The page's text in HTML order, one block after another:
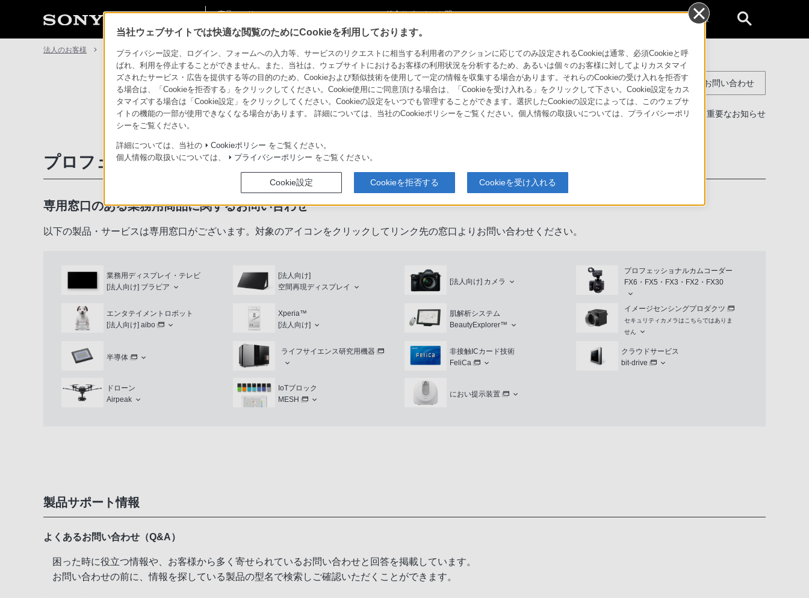
商品・ソリューショ
ン情報
総合サポート・お問
個人のお客様
法人のお客様 サポート・お問い合わせ
コンスーマー製品に関するお問い合わせ
製品に関する重要なお知らせ
プロフェッショナル／業務用製品に関するサポート・お問い合わせ
専用窓口のある業務用商品に関するお問い合わせ
以下の製品・サービスは専用窓口がございます。対象のアイコンをクリックしてリンク先の窓口よりお問い合わせください。
業務用ディスプレイ・テレビ
[法人向け] ブラビア
[法人向け]
空間再現ディスプレイ
[法人向け] カメラ
プロフェッショナルカムコーダー
FX6・FX5・FX3・FX2・FX30
エンタテイメントロボット
[法人向け] aibo
Xperia™
[法人向け]
肌解析システム
BeautyExplorer™
イメージセンシングプロダクツ
セキュリティカメラはこちらではありま
せん
半導体
ライフサイエンス研究用機器
非接触ICカード技術
FeliCa
クラウドサービス
bit-drive
ドローン
Airpeak
IoTブロック
MESH
におい提示装置
製品サポート情報
よくあるお問い合わせ（Q&A）
困った時に役立つ情報や、お客様から多く寄せられているお問い合わせと回答を掲載しています。
お問い合わせの前に、情報を探している製品の型名で検索しご確認いただくことができます。
当社ウェブサイトでは快適な閲覧のためにCookieを利用しております。
プライバシー設定、ログイン、フォームへの入力等、サービスのリクエストに相当する利用者のアクションに応じてのみ設定されるCookieは通常、必須Cookieと呼
ばれ、利用を停止することができません。また、当社は、ウェブサイトにおけるお客様の利用状況を分析するため、あるいは個々のお客様に対してよりカスタマイ
ズされたサービス・広告を提供する等の目的のため、Cookieおよび類似技術を使用して一定の情報を収集する場合があります。それらのCookieの受け入れを拒否す
る場合は、「Cookieを拒否する」をクリックしてください。Cookie使用にご同意頂ける場合は、「Cookieを受け入れる」をクリックして下さい。Cookie設定をカス
タマイズする場合は「Cookie設定」をクリックしてください。Cookieの設定をいつでも管理することができます。選択したCookieの設定によっては、このウェブサ
イトの機能の一部が使用できなくなる場合があります。 詳細については、当社のCookieポリシーをご覧ください。個人情報の取扱いについては、プライバシーポリ
シーをご覧ください。
詳細については、当社の Cookieポリシー をご覧ください。
個人情報の取扱いについては、
プライバシーポリシー をご覧ください。
Cookie設定 Cookieを拒否する Cookieを受け入れる